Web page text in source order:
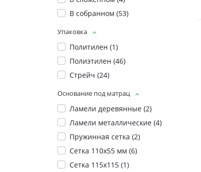
В собранном (53)
Упаковка
Политилен (1)
Полиэтилен (46)
Стрейч (24)
Основание под матрац
Ламели деревянные (2)
Ламели металлические (4)
Пружинная сетка (2)
Сетка 110х55 мм (6)
Сетка 115х115 (1)